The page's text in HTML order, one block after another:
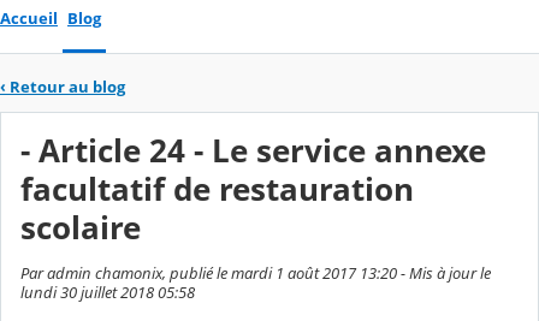
Accueil Blog
‹ Retour au blog
- Article 24 - Le service annexe
facultatif de restauration
scolaire
Par admin chamonix, publié le mardi 1 août 2017 13:20 - Mis à jour le
lundi 30 juillet 2018 05:58